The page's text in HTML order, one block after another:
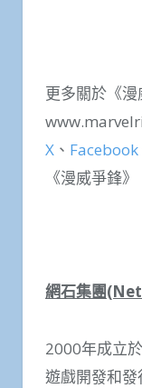
更多關於《漫
X 、 Facebook
《漫威爭鋒》
網石集團
2000年成立
遊戲開發和發